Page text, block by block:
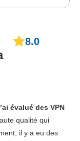
8.0
évalué des VPN
qualité qui
il y a eu des